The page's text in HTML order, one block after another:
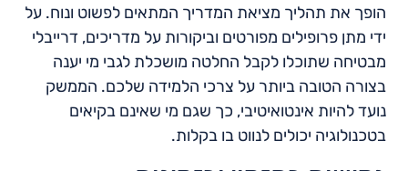
הופך את תהליך מציאת המדריך המתאים לפשוט ונוח. על
ידי מתן פרופילים מפורטים וביקורות על מדריכים, דרייבלי
מבטיחה שתוכלו לקבל החלטה מושכלת לגבי מי יענה
בצורה הטובה ביותר על צרכי הלמידה שלכם. הממשק
נועד להיות אינטואיטיבי, כך שגם מי שאינם בקיאים
בטכנולוגיה יכולים לנווט בו בקלות.